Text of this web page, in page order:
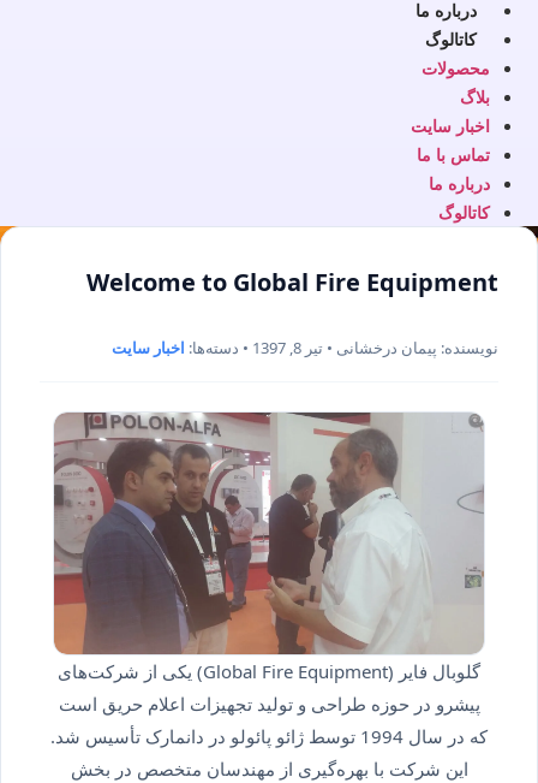
درباره ما
کاتالوگ
محصولات
بلاگ
اخبار سایت
تماس با ما
درباره ما
کاتالوگ
Welcome to Global Fire Equipment
نویسنده: پیمان درخشانی • تیر 8, 1397 • دسته‌ها: اخبار سایت
گلوبال فایر (Global Fire Equipment) یکی از شرکت‌های
پیشرو در حوزه طراحی و تولید تجهیزات اعلام حریق است
که در سال 1994 توسط ژائو پائولو در دانمارک تأسیس شد.
این شرکت با بهره‌گیری از مهندسان متخصص در بخش